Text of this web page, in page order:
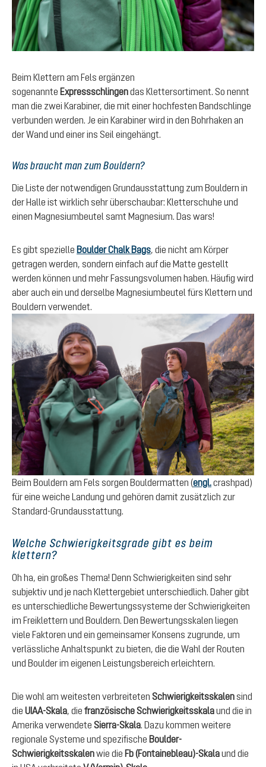
Beim Klettern am Fels ergänzen
sogenannte Expressschlingendas Klettersortiment. So nennt
man die zwei Karabiner, die mit einer hochfesten Bandschlinge
verbunden werden. Je ein Karabiner wird in den Bohrhaken an
der Wand und einer ins Seil eingehängt.
Was braucht man zum Bouldern?
Die Liste der notwendigen Grundausstattung zum Bouldern in
der Halle ist wirklich sehr überschaubar: Kletterschuhe und
einen Magnesiumbeutel samt Magnesium. Das wars!
Es gibt spezielle Boulder Chalk Bags, die nicht am Körper
getragen werden, sondern einfach auf die Matte gestellt
werden können und mehr Fassungsvolumen haben. Häufig wird
aber auch ein und derselbe Magnesiumbeutel fürs Klettern und
Bouldern verwendet.
Beim Bouldern am Fels sorgen Bouldermatten (engl.crashpad)
für eine weiche Landung und gehören damit zusätzlich zur
Standard-Grundausstattung.
Welche Schwierigkeitsgrade gibt es beim
klettern?
Oh ha, ein großes Thema! Denn Schwierigkeiten sind sehr
subjektiv und je nach Klettergebiet unterschiedlich. Daher gibt
es unterschiedliche Bewertungssysteme der Schwierigkeiten
im Freiklettern und Bouldern. Den Bewertungsskalen liegen
viele Faktoren und ein gemeinsamer Konsens zugrunde, um
verlässliche Anhaltspunkt zu bieten, die die Wahl der Routen
und Boulder im eigenen Leistungsbereich erleichtern.
Die wohl am weitesten verbreiteten Schwierigkeitsskalensind
die UIAA-Skala, die französische Schwierigkeitsskalaund die in
Amerika verwendete Sierra-Skala. Dazu kommen weitere
regionale Systeme und spezifische Boulder-
Schwierigkeitsskalenwie die Fb (Fontainebleau)-Skalaund die